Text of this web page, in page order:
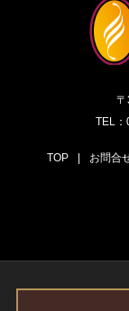
TEL
TOP お問合